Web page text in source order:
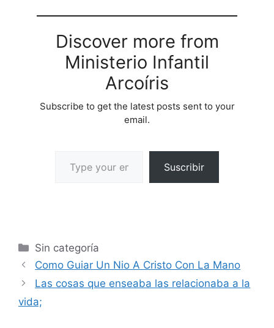
Discover more from
Ministerio Infantil
Arcoíris
Subscribe to get the latest posts sent to your
email.
Suscribir
Sin categoría
Como Guiar Un Nio A Cristo Con La Mano
Las cosas que enseaba las relacionaba a la
vida;